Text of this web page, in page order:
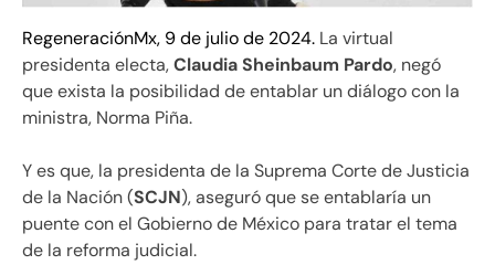
RegeneraciónMx, 9 de julio de 2024. La virtual
presidenta electa,Claudia Sheinbaum Pardo, negó
que exista la posibilidad de entablar un diálogo con la
ministra, Norma Piña.
Y es que, la presidenta de la Suprema Corte de Justicia
de la Nación (SCJN), aseguró que se entablaría un
puente con el Gobierno de México para tratar el tema
de la reforma judicial.